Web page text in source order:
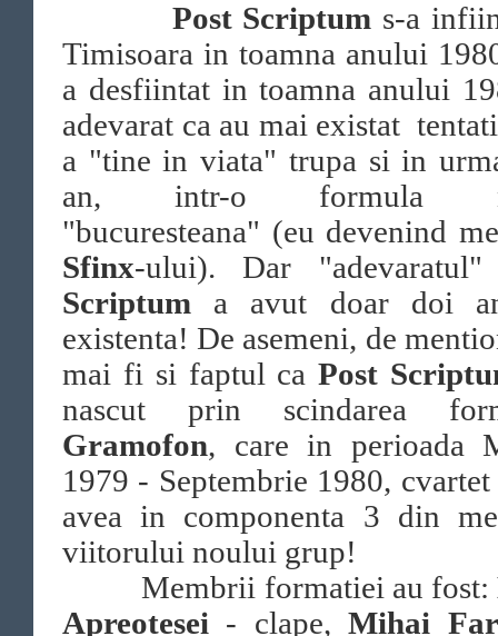
Post Scriptum s-a
Timisoara in toamna anului
a desfiintat in toamna anului
adevarat ca au mai existat
a "tine in viata" trupa si in
an, intr-o formula
"bucuresteana" (eu devenind
Sfinx-ului). Dar
Scriptum a avut doar doi
existenta! De asemeni, de
mai fi si faptul caPost
nascut prin scindarea
Gramofon, care in perioada
1979 - Septembrie 1980,
avea in componenta 3 din
viitorului noului grup!
Membrii formatiei au fost:
Apreotesei - clape,Mihai